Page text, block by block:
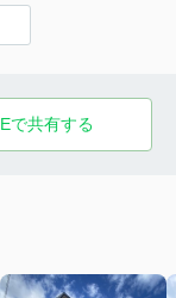
で共有する